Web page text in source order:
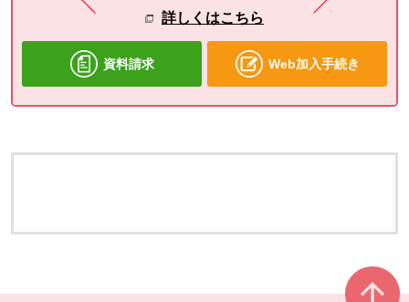
詳しくはこちら
資料請求 Web加入手続き